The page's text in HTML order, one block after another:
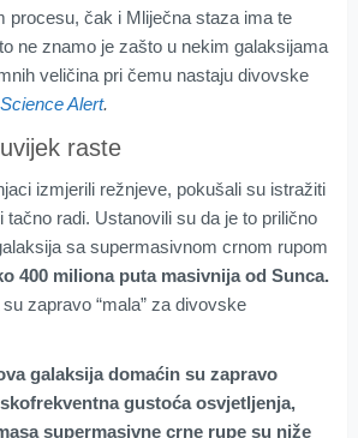
procesu, čak i Mliječna staza ima te
ne znamo je zašto u nekim galaksijama
veličina pri čemu nastaju divovske
Science Alert.
raste
izmjerili režnjeve, pokušali su istražiti
radi. Ustanovili su da je to prilično
sa supermasivnom crnom rupom
400 miliona puta masivnija od Sunca.
zapravo “mala” za divovske
galaksija domaćin su zapravo
gustoća osvjetljenja,
supermasivne crne rupe su niže